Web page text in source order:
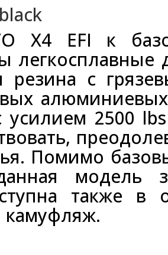
X4 EFI к
легкосплавные
резина с
усилием 2500
Помимо
модель
также в